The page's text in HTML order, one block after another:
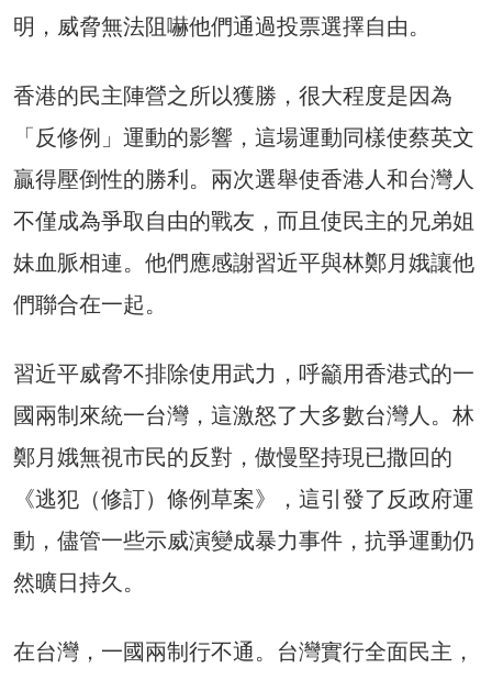
明，威脅無法阻嚇他們通過投票選擇自由。
香港的民主陣營之所以獲勝，很大程度是因為
「反修例」運動的影響，這場運動同樣使蔡英文
贏得壓倒性的勝利。兩次選舉使香港人和台灣人
不僅成為爭取自由的戰友，而且使民主的兄弟姐
妹血脈相連。他們應感謝習近平與林鄭月娥讓他
們聯合在一起。
習近平威脅不排除使用武力，呼籲用香港式的一
國兩制來統一台灣，這激怒了大多數台灣人。林
鄭月娥無視市民的反對，傲慢堅持現已撒回的
《逃犯（修訂）條例草案》，這引發了反政府運
動，儘管一些示威演變成暴力事件，抗爭運動仍
然曠日持久。
在台灣，一國兩制行不通。台灣實行全面民主，